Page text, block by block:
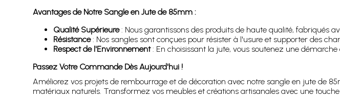
Avantages de Notre Sangle en Jute de 85mm :
Qualité Supérieure: Nous garantissons des produits de haute qualité, fabriqués
Résistance: Nos sangles sont conçues pour résister à l'usure et supporter des
Respect de l'Environnement: En choisissant la jute, vous soutenez une démarche
Passez Votre Commande Dès Aujourd'hui !
Améliorez vos projets de rembourrage et de décoration avec notre sangle en jute de
matériaux naturels. Transformez vos meubles et créations artisanales avec une